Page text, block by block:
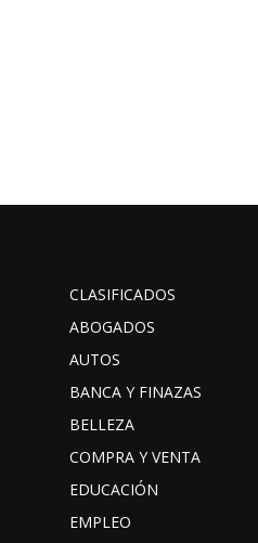
CLASIFICADOS
ABOGADOS
AUTOS
BANCA Y FINAZAS
BELLEZA
COMPRA Y VENTA
EDUCACIÓN
EMPLEO